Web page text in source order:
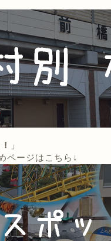
」
ページはこちら↓